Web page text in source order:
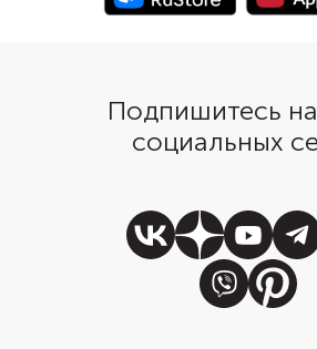
Подпишитесь
социальных